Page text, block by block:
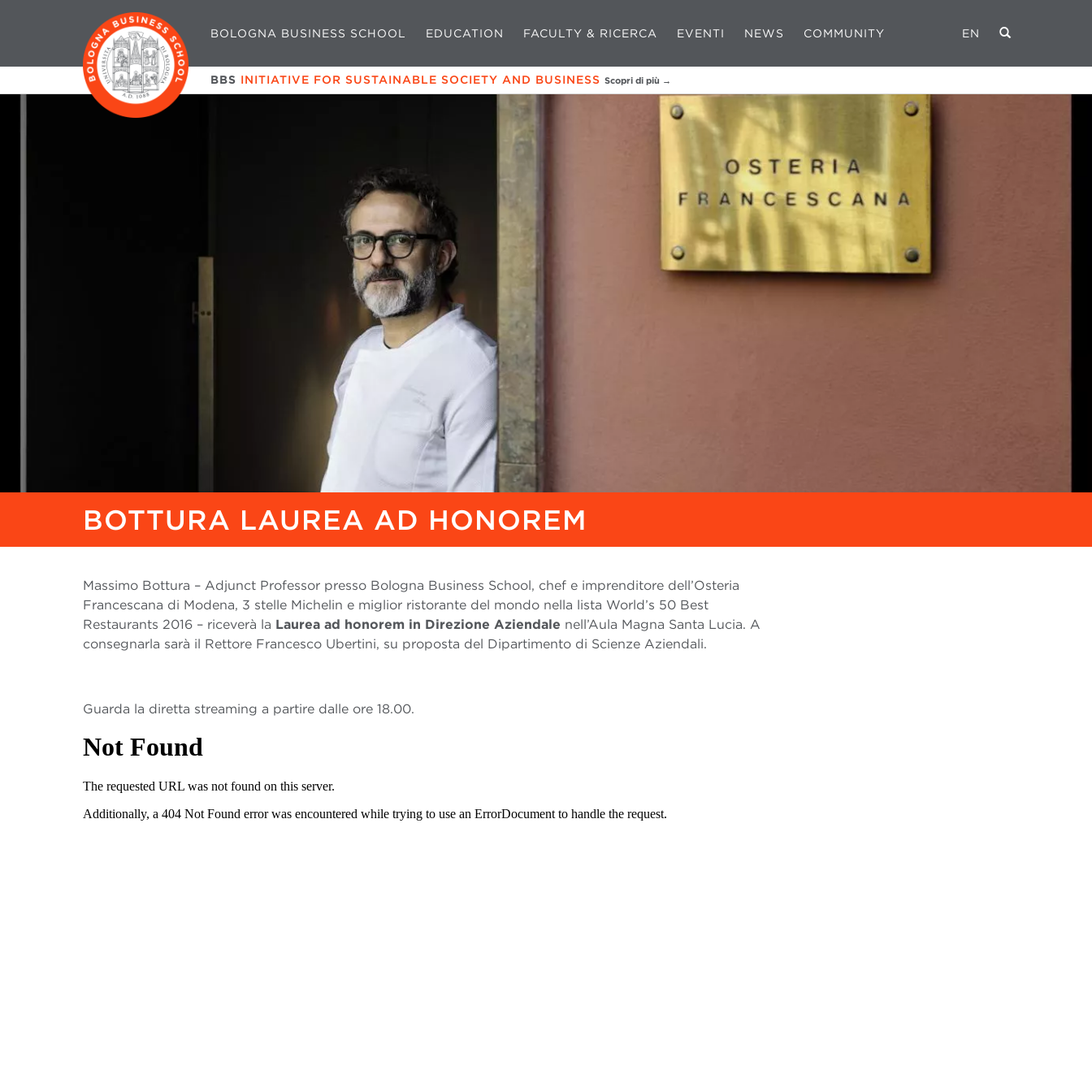
BOLOGNA BUSINESS SCHOOL EDUCATION FACULTY & RICERCA EVENTI NEWS COMMUNITY EN
BBS INITIATIVE FOR SUSTAINABLE SOCIETY AND BUSINESS Scopri di più →
BOTTURA LAUREA AD HONOREM
Massimo Bottura – Adjunct Professor presso Bologna Business School, chef e imprenditore dell’Osteria
Francescana di Modena, 3 stelle Michelin e miglior ristorante del mondo nella lista World’s 50 Best
Restaurants 2016 – riceverà la Laurea ad honorem in Direzione Aziendale nell’Aula Magna Santa Lucia. A
consegnarla sarà il Rettore Francesco Ubertini, su proposta del Dipartimento di Scienze Aziendali.
Guarda la diretta streaming a partire dalle ore 18.00.